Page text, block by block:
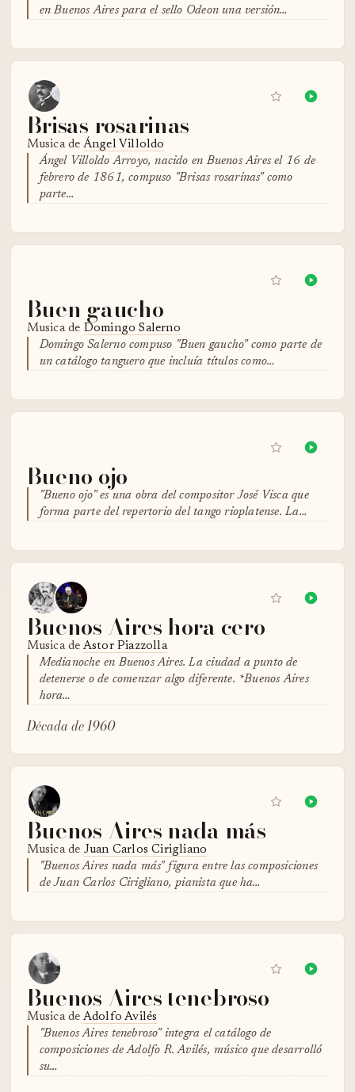
en Buenos Aires para el sello Odeon una versión…
Brisas rosarinas
Musica de Ángel Villoldo
Ángel Villoldo Arroyo, nacido en Buenos Aires el 16 de
febrero de 1861, compuso "Brisas rosarinas" como
parte…
Buen gaucho
Musica de Domingo Salerno
Domingo Salerno compuso "Buen gaucho" como parte de
un catálogo tanguero que incluía títulos como…
Bueno ojo
"Bueno ojo" es una obra del compositor José Visca que
forma parte del repertorio del tango rioplatense. La…
Buenos Aires hora cero
Musica de Astor Piazzolla
Medianoche en Buenos Aires. La ciudad a punto de
detenerse o de comenzar algo diferente. *Buenos Aires
hora…
Década de 1960
Buenos Aires nada más
Musica de Juan Carlos Cirigliano
"Buenos Aires nada más" figura entre las composiciones
de Juan Carlos Cirigliano, pianista que ha…
Buenos Aires tenebroso
Musica de Adolfo Avilés
"Buenos Aires tenebroso" integra el catálogo de
composiciones de Adolfo R. Avilés, músico que desarrolló
su…